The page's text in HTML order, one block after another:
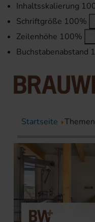
Inhaltsskalierung
Schriftgröße 100%
Zeilenhöhe 100%
Buchstabenabstand
Startseite Themen